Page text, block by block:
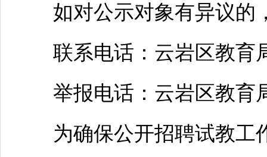
如对公示对象有异议的
联系电话： 云岩区教育
举报电话： 云岩区教育
为确保公开招聘试教工